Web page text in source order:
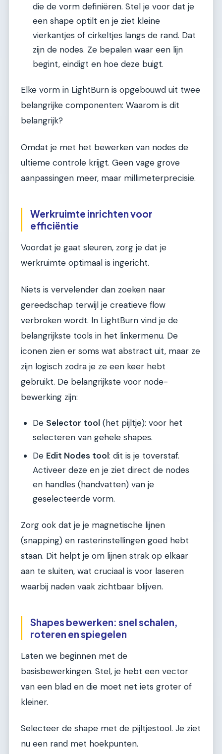
die de vorm definiëren. Stel je voor dat je
een shape optilt en je ziet kleine
vierkantjes of cirkeltjes langs de rand. Dat
zijn de nodes. Ze bepalen waar een lijn
begint, eindigt en hoe deze buigt.
Elke vorm in LightBurn is opgebouwd uit twee
belangrijke componenten: Waarom is dit
belangrijk?
Omdat je met het bewerken van nodes de
ultieme controle krijgt. Geen vage grove
aanpassingen meer, maar millimeterprecisie.
Werkruimte inrichten voor
efficiëntie
Voordat je gaat sleuren, zorg je dat je
werkruimte optimaal is ingericht.
Niets is vervelender dan zoeken naar
gereedschap terwijl je creatieve flow
verbroken wordt. In LightBurn vind je de
belangrijkste tools in het linkermenu. De
iconen zien er soms wat abstract uit, maar ze
zijn logisch zodra je ze een keer hebt
gebruikt. De belangrijkste voor node-
bewerking zijn:
De Selector tool (het pijltje): voor het
selecteren van gehele shapes.
De Edit Nodes tool: dit is je toverstaf.
Activeer deze en je ziet direct de nodes
en handles (handvatten) van je
geselecteerde vorm.
Zorg ook dat je je magnetische lijnen
(snapping) en rasterinstellingen goed hebt
staan. Dit helpt je om lijnen strak op elkaar
aan te sluiten, wat cruciaal is voor laseren
waarbij naden vaak zichtbaar blijven.
Shapes bewerken: snel schalen,
roteren en spiegelen
Laten we beginnen met de
basisbewerkingen. Stel, je hebt een vector
van een blad en die moet net iets groter of
kleiner.
Selecteer de shape met de pijltjestool. Je ziet
nu een rand met hoekpunten.